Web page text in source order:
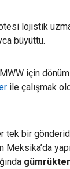
lojistik
büyüttü.
MWW için
ile çalışmak
tek bir